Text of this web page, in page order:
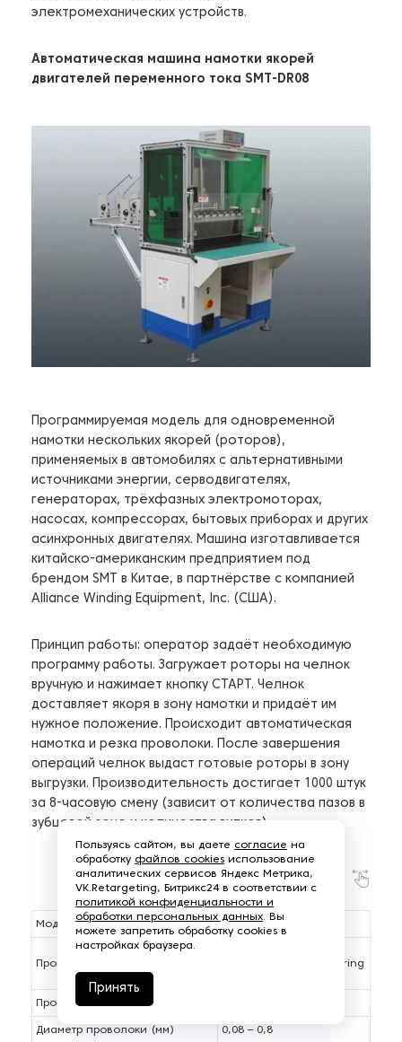
электромеханических устройств.
Автоматическая машина намотки якорей
двигателей переменного тока SMT-DR08
Программируемая модель для одновременной
намотки нескольких якорей (роторов),
применяемых в автомобилях с альтернативными
источниками энергии, серводвигателях,
генераторах, трёхфазных электромоторах,
насосах, компрессорах, бытовых приборах и других
асинхронных двигателях. Машина изготавливается
китайско-американским предприятием под
брендом SMT в Китае, в партнёрстве с компанией
Alliance Winding Equipment, Inc. (США).
Принцип работы: оператор задаёт необходимую
программу работы. Загружает роторы на челнок
вручную и нажимает кнопку СТАРТ. Челнок
доставляет якоря в зону намотки и придаёт им
нужное положение. Происходит автоматическая
намотка и резка проволоки. После завершения
операций челнок выдаст готовые роторы в зону
выгрузки. Производительность достигает 1000 штук
за 8-часовую смену (зависит от количества пазов в
зубцовой зоне и количества витков).
Модель DR08 SMT
Производитель
Equipment Manufacturing
Производительность (шт/час)
Диаметр проволоки (мм) 0,08 – 0,8
Пользуясь сайтом, вы даете согласие на
обработку файлов cookies использование
аналитических сервисов Яндекс Метрика,
VK.Retargeting, Битрикс24 в соответствии с
политикой конфиденциальности и
обработки персональных данных. Вы
можете запретить обработку cookies в
настройках браузера.
Принять